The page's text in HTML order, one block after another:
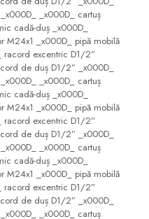
_x000D_ cartuș
cadă-duș _x000D_
M24x1 _x000D_ pipă mobilă
excentric D1/2”
de duș D1/2” _x000D_
_x000D_ cartuș
cadă-duș _x000D_
M24x1 _x000D_ pipă mobilă
excentric D1/2”
de duș D1/2” _x000D_
_x000D_ cartuș
cadă-duș _x000D_
M24x1 _x000D_ pipă mobilă
excentric D1/2”
de duș D1/2” _x000D_
_x000D_ cartuș